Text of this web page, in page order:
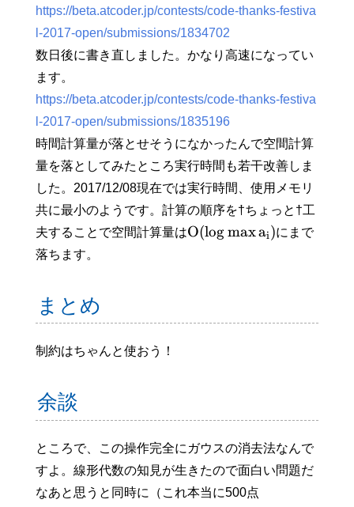
https://beta.atcoder.jp/contests/code-thanks-festiva
l-2017-open/submissions/1834702
数日後に書き直しました。かなり高速になってい
ます。
https://beta.atcoder.jp/contests/code-thanks-festiva
l-2017-open/submissions/1835196
時間計算量が落とせそうになかったんで空間計算
量を落としてみたところ実行時間も若干改善しま
した。2017/12/08現在では実行時間、使用メモリ
共に最小のようです。計算の順序を†ちょっと†工
夫することで空間計算量はO(logmaxai)にまで
落ちます。
まとめ
制約はちゃんと使おう！
余談
ところで、この操作完全にガウスの消去法なんで
すよ。線形代数の知見が生きたので面白い問題だ
なあと思うと同時に（これ本当に500点